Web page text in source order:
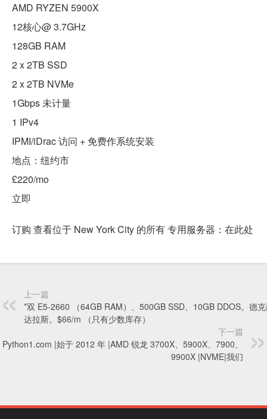
AMD RYZEN 5900X
12核心@ 3.7GHz
128GB RAM
2 x 2TB SSD
2 x 2TB NVMe
1Gbps 未计量
1 IPv4
IPMI/iDrac 访问 + 免费作系统安装
地点：纽约市
£220/mo
立即
订购 查看位于 New York City 的所有 专用服务器：在此处
上一篇
*双 E5-2660 （64GB RAM）、500GB SSD、10GB DDOS。德
达拉斯。$66/m （只有少数库存）
下一篇
Python1.com |始于 2012 年 |AMD 锐龙 3700X、5900X、7900、
9900X |NVME|我们